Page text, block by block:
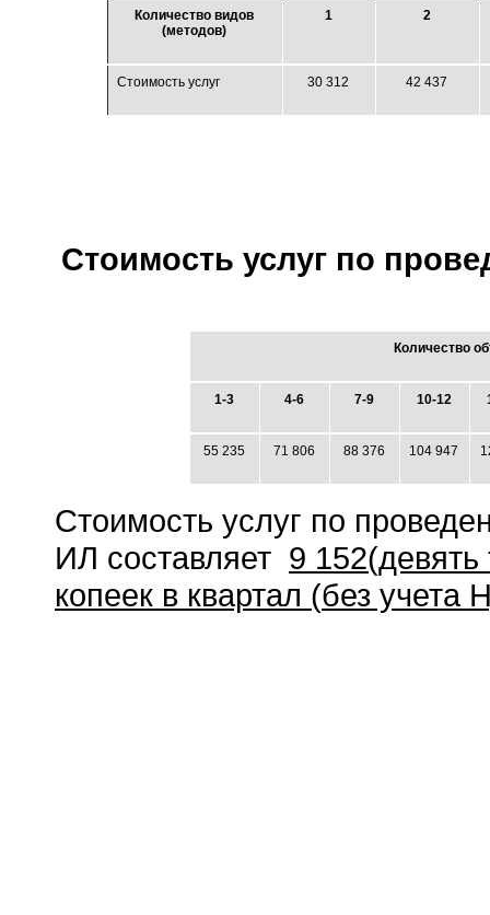
Количество видов
(методов)
1 2
Стоимость услуг 30 312 42 437
Стоимость услуг по
Количество
1-3 4-6 7-9 10-12
55 235 71 806 88 376 104 947
Стоимость услуг по
ИЛ составляет 9 152
копеек в квартал (без учета